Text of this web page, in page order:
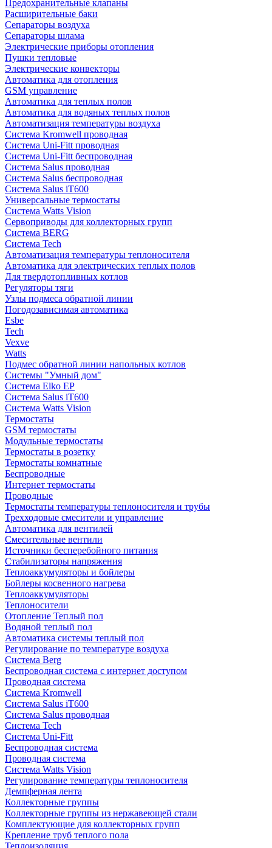
Предохранительные клапаны
Расширительные баки
Сепараторы воздуха
Сепараторы шлама
Электрические приборы отопления
Пушки тепловые
Электрические конвекторы
Автоматика для отопления
GSM управление
Автоматика для теплых полов
Автоматика для водяных теплых полов
Автоматизация температуры воздуха
Система Kromwell проводная
Система Uni-Fitt проводная
Система Uni-Fitt беспроводная
Система Salus проводная
Система Salus беспроводная
Система Salus iT600
Универсальные термостаты
Система Watts Vision
Сервоприводы для коллекторных групп
Система BERG
Система Tech
Автоматизация температуры теплоносителя
Автоматика для электрических теплых полов
Для твердотопливных котлов
Регуляторы тяги
Узлы подмеса обратной линии
Погодозависимая автоматика
Esbe
Tech
Vexve
Watts
Подмес обратной линии напольных котлов
Системы "Умный дом"
Система Elko EP
Система Salus iT600
Система Watts Vision
Термостаты
GSM термостаты
Модульные термостаты
Термостаты в розетку
Термостаты комнатные
Беспроводные
Интернет термостаты
Проводные
Термостаты температуры теплоносителя и трубы
Трехходовые смесители и управление
Автоматика для вентилей
Смесительные вентили
Источники бесперебойного питания
Стабилизаторы напряжения
Теплоаккумуляторы и бойлеры
Бойлеры косвенного нагрева
Теплоаккумуляторы
Теплоносители
Отопление Теплый пол
Водяной теплый пол
Автоматика системы теплый пол
Регулирование по температуре воздуха
Система Berg
Беспроводная система с интернет доступом
Проводная система
Система Kromwell
Система Salus iT600
Система Salus проводная
Система Tech
Система Uni-Fitt
Беспроводная система
Проводная система
Система Watts Vision
Регулирование температуры теплоносителя
Демпферная лента
Коллекторные группы
Коллекторные группы из нержавеющей стали
Комплектующие для коллекторных групп
Крепление труб теплого пола
Теплоизоляция